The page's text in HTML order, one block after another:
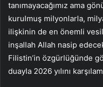
tanımayacağımız ama
kurulmuş milyonlarla,
ilişkinin de en önemli
inşallah Allah nasip
Filistin’in özgürlüğünde
duayla 2026 yılını